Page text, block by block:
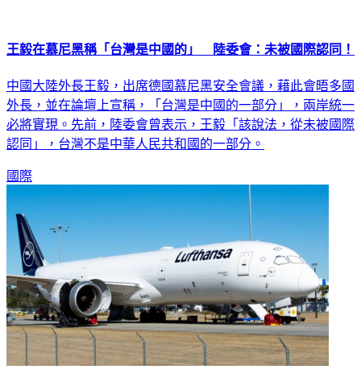
王毅在慕尼黑稱「台灣是中國的」 陸委會：未被國際認同！
中國大陸外長王毅，出席德國慕尼黑安全會議，藉此會晤多國
外長，並在論壇上宣稱，「台灣是中國的一部分」，兩岸統一
必將實現。先前，陸委會曾表示，王毅「該說法，從未被國際
認同」，台灣不是中華人民共和國的一部分。
國際